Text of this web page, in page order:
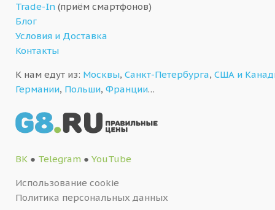
Trade-In (приём смартфонов)
Блог
Условия и Доставка
Контакты
К нам едут из: Москвы, Санкт-Петербурга, США и
Германии, Польши, Франции…
ВК ● Telegram ● YouTube
Использование cookie
Политика персональных данных